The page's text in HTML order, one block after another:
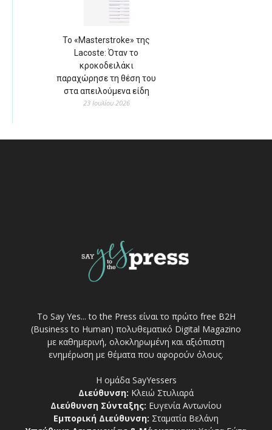
Το «Masterstroke» της
Lacoste: Όταν το
κροκοδειλάκι
παραχώρησε τη θέση του
στα απειλούμενα είδη
23 Ιουλίου 2026
Το Say Yes... to the Press είναι το πρώτο free Β2Η
(Business to Human) πολυθεματικό Digital Magazino
με καθημερινή, ολοκληρωμένη και αξιόπιστη
ενημέρωση με θέματα που αφορούν όλους.
Η ομάδα SayYessers
Διεύθυνση: Κλειώ Στυλιαρά
Διεύθυνση Σύνταξης: Ευγενία Αντωνίου
Εμπορική Διεύθυνση: Σταματία Βελάνη